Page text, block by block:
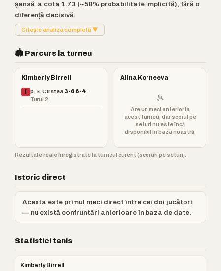
șansă la cota 1.73 (~58% probabilitate implicită), fără o
diferență decisivă.
Citește analiza completă ▼
🏟️ Parcurs la turneu
Kimberly Birrell
Î p. S. Cirstea 3-6 6-4 ·
Turul 2
Alina Korneeva
🎾
Are un meci anterior la
acest turneu, dar scorul pe
seturi nu este încă
disponibil în baza noastră.
Rezultate reale înregistrate la turneul curent (scoruri pe seturi).
Istoric direct
Acesta este primul meci direct între cei doi jucători
— nu există confruntări anterioare în baza de date.
Statistici tenis
Kimberly Birrell